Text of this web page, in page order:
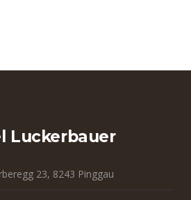
Luckerbauer
23, 8243 Pinggau